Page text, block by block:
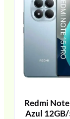
Redmi
Azul